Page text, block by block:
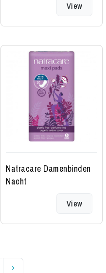
View
Natracare Damenbinden
Nacht
View
keyboard_arrow_right